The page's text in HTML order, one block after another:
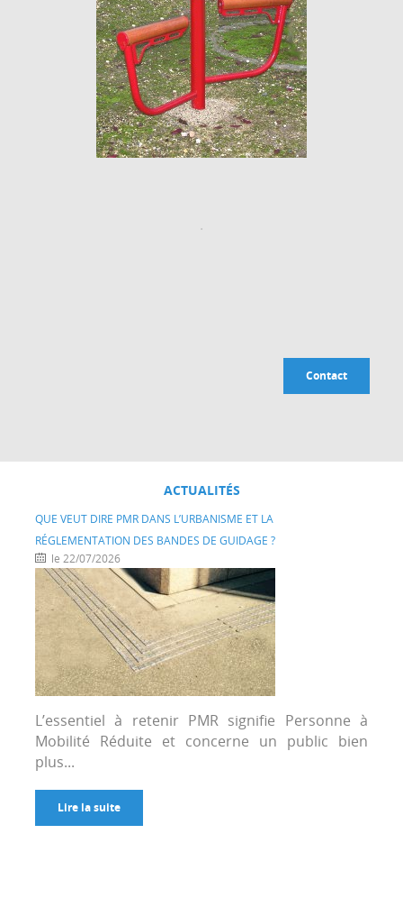
.
Contact
ACTUALITÉS
QUE VEUT DIRE PMR DANS L’URBANISME ET LA
RÉGLEMENTATION DES BANDES DE GUIDAGE ?
le 22/07/2026
L’essentiel à retenir PMR signifie Personne à
Mobilité Réduite et concerne un public bien
plus...
Lire la suite